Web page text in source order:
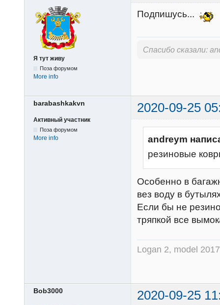
Я тут живу
Поза форумом
More info
Подпишусь...
Спасибо сказали:
barabashkakvn 2020-09-25
Активный участник
Поза форумом
More info
andreym
резиновые
Особенно в
вез воду в
Если бы не
тряпкой все
Logan 2, model
Bob3000 2020-09-25